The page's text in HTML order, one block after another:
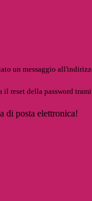
un messaggio
il reset della password
di posta elettronica!